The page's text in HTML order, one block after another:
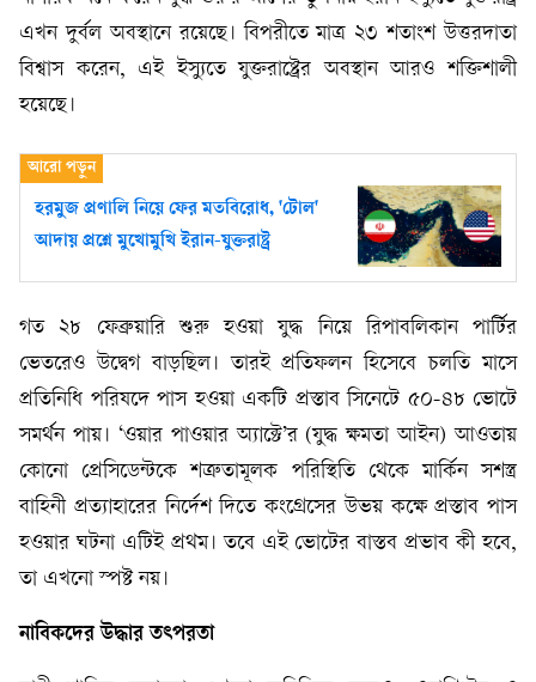
এখন দুর্বল অবস্থানে রয়েছে। বিপরীতে মাত্র ২৩ শতাংশ উত্তরদাতা
বিশ্বাস করেন, এই ইস্যুতে যুক্তরাষ্ট্রের অবস্থান আরও শক্তিশালী
হয়েছে।
হরমুজ প্রণালি নিয়ে ফের মতবিরোধ, 'টোল'
আদায় প্রশ্নে মুখোমুখি ইরান-যুক্তরাষ্ট্র
গত ২৮ ফেব্রুয়ারি শুরু হওয়া যুদ্ধ নিয়ে রিপাবলিকান পার্টির
ভেতরেও উদ্বেগ বাড়ছিল। তারই প্রতিফলন হিসেবে চলতি মাসে
প্রতিনিধি পরিষদে পাস হওয়া একটি প্রস্তাব সিনেটে ৫০-৪৮ ভোটে
সমর্থন পায়। ‘ওয়ার পাওয়ার অ্যাক্টে’র (যুদ্ধ ক্ষমতা আইন) আওতায়
কোনো প্রেসিডেন্টকে শত্রুতামূলক পরিস্থিতি থেকে মার্কিন সশস্ত্র
বাহিনী প্রত্যাহারের নির্দেশ দিতে কংগ্রেসের উভয় কক্ষে প্রস্তাব পাস
হওয়ার ঘটনা এটিই প্রথম। তবে এই ভোটের বাস্তব প্রভাব কী হবে,
তা এখনো স্পষ্ট নয়।
নাবিকদের উদ্ধার তৎপরতা